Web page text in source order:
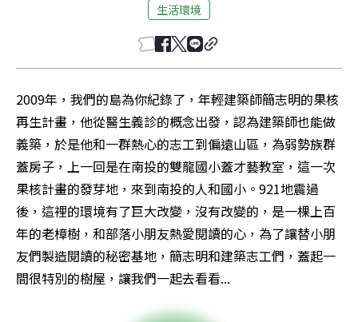
生活環境
2009年，我們的島為你紀錄了，年輕建築師簡志明的果核
再生計畫，他從醫生義診的概念出發，認為建築師也能做
義築，於是他和一群熱心的志工到偏遠山區，為弱勢族群
蓋房子，上一回是在南投的雙龍國小蓋才藝教室，這一次
果核計畫的發芽地，來到南投的人和國小。921地震過
後，這裡的環境有了巨大改變，沒有改變的，是一棵上百
年的老樟樹，和部落小朋友熱愛閱讀的心，為了讓替小朋
友們製造閱讀的秘密基地，簡志明和建築志工們，蓋起一
間很特別的樹屋，讓我們一起去看看...